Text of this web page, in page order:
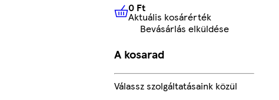
0 FtAktuális kosárérték
0 Ft
Aktuális kosárérték
Bevásárlás elküldése
A kosarad
Válassz szolgáltatásaink közül